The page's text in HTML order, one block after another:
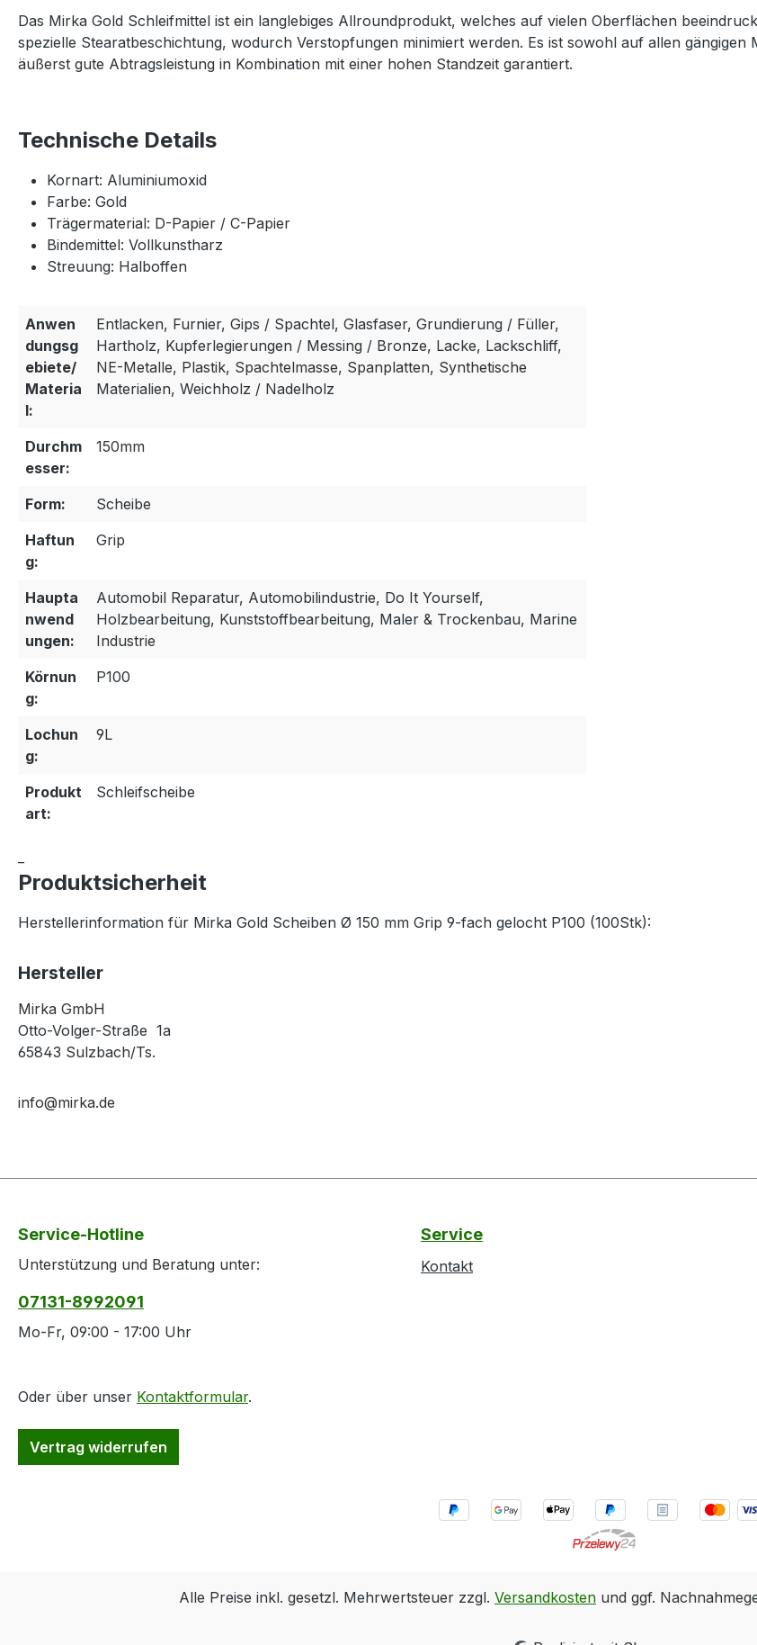
Das Mirka Gold Schleifmittel ist ein langlebiges Allroundprodukt, welches auf vielen Oberflächen
spezielle Stearatbeschichtung, wodurch Verstopfungen minimiert werden. Es ist sowohl auf allen gängigen
äußerst gute Abtragsleistung in Kombination mit einer hohen Standzeit garantiert.
Technische Details
Kornart: Aluminiumoxid
Farbe: Gold
Trägermaterial: D-Papier / C-Papier
Bindemittel: Vollkunstharz
Streuung: Halboffen
Anwen
dungsg
ebiete/
Materia
l:
Entlacken, Furnier, Gips / Spachtel, Glasfaser, Grundierung / Füller,
Hartholz, Kupferlegierungen / Messing / Bronze, Lacke, Lackschliff,
NE-Metalle, Plastik, Spachtelmasse, Spanplatten, Synthetische
Materialien, Weichholz / Nadelholz
Durchm
esser:
150mm
Form:
Scheibe
Haftun
g:
Grip
Haupta
nwend
ungen:
Automobil Reparatur, Automobilindustrie, Do It Yourself,
Holzbearbeitung, Kunststoffbearbeitung, Maler & Trockenbau, Marine
Industrie
Körnun
g:
P100
Lochun
g:
9L
Produkt
art:
Schleifscheibe
Produktsicherheit
Herstellerinformation für Mirka Gold Scheiben Ø 150 mm Grip 9-fach gelocht P100 (100Stk):
Hersteller
Mirka GmbH
Otto-Volger-Straße 1a
65843 Sulzbach/Ts.
info@mirka.de
Service-Hotline
Unterstützung und Beratung unter:
07131-8992091
Mo-Fr, 09:00 - 17:00 Uhr
Oder über unser Kontaktformular.
Vertrag widerrufen
Service
Kontakt
Alle Preise inkl. gesetzl. Mehrwertsteuer zzgl. Versandkosten und ggf.